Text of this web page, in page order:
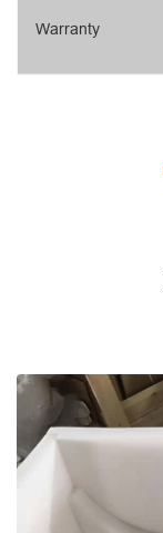
Warranty